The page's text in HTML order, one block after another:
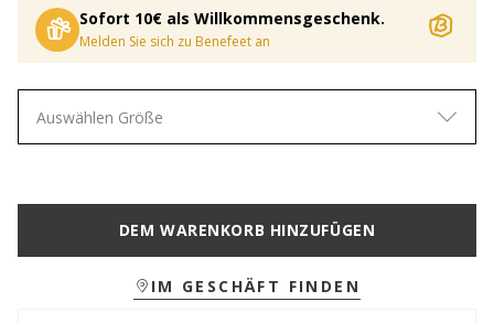
Sofort 10€ als Willkommensgeschenk.
Melden Sie sich zu Benefeet an
Auswählen Größe
DEM WARENKORB HINZUFÜGEN
IM GESCHÄFT FINDEN